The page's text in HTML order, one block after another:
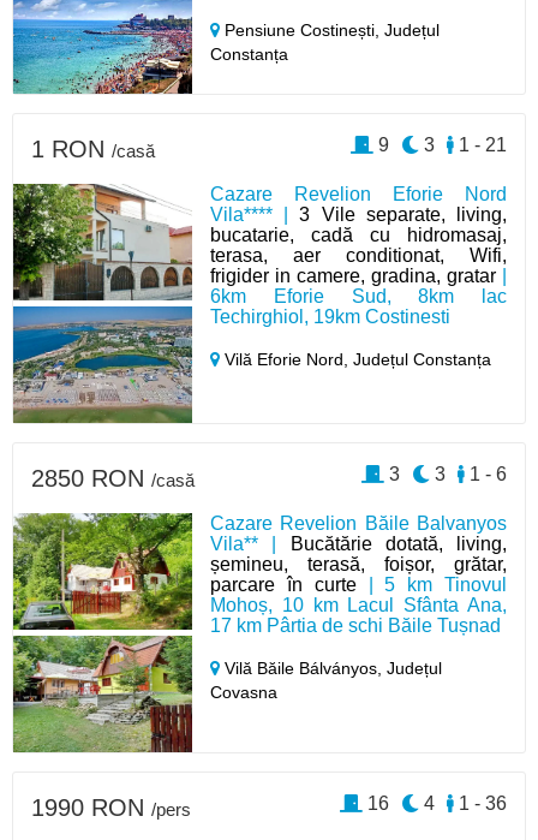
Pensiune Costinești,Județul
Constanța
Cazare Revelion Eforie Nord
Vila**** |3 Vile separate, living,
bucatarie, cadă cu hidromasaj,
terasa, aer conditionat, Wifi,
frigider in camere, gradina, gratar
6km Eforie Sud, 8km lac
Techirghiol, 19km Costinesti
Vilă Eforie Nord,Județul Constanța
1 RON /casă 1 - 21
3
9
Cazare Revelion Băile Balvanyos
Vila** |
Bucătărie dotată, living,
șemineu, terasă, foișor, grătar,
parcare în curte| 5 km Tinovul
Mohoș, 10 km Lacul Sfânta Ana,
17 km Pârtia de schi Băile Tușnad
Vilă Băile Bálványos,Județul
Covasna
2850 RON /casă 1 - 6
3
3
1990 RON /pers 1 - 36
4
16